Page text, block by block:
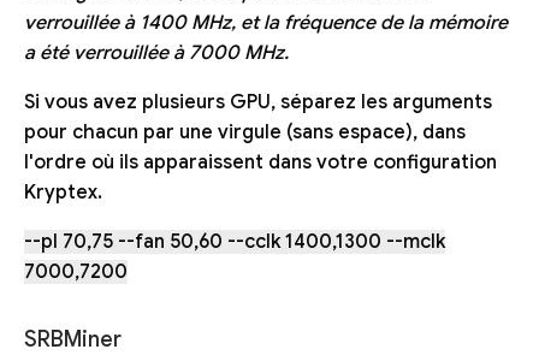
verrouillée à 1400 MHz, et la fréquence de la mémoire
a été verrouillée à 7000 MHz.
Si vous avez plusieurs GPU, séparez les arguments
pour chacun par une virgule (sans espace), dans
l'ordre où ils apparaissent dans votre configuration
Kryptex.
--pl 70,75 --fan 50,60 --cclk 1400,1300 --mclk
7000,7200
SRBMiner